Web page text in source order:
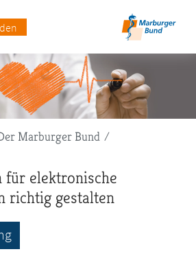
Marburger Bund
für elektronische
richtig gestalten